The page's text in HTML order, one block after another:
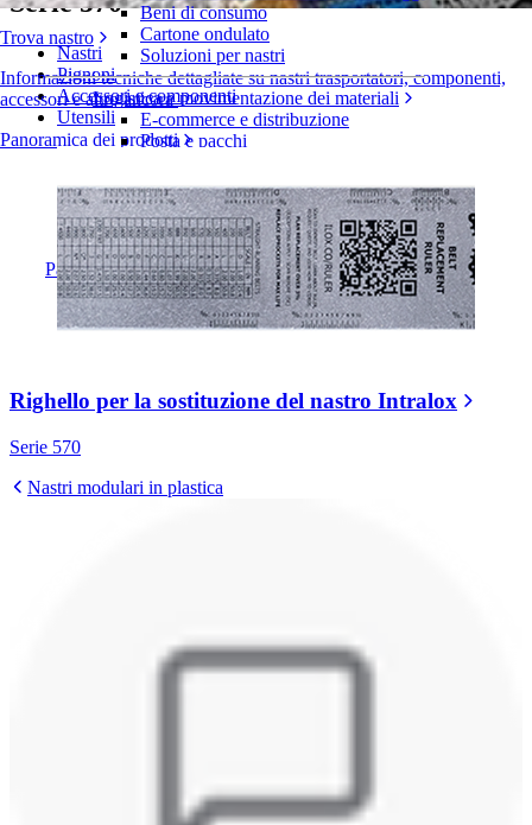
Trova nastro
Informazioni tecniche dettagliate su nastri trasportatori, componenti,
accessori e altro ancora
Panoramica dei prodotti
Beni di consumo
Cartone ondulato
Soluzioni per nastri
Logistica e movimentazione dei materiali
E-commerce e distribuzione
Posta e pacchi
Pneumatici
Industria automobilistica
Batterie EV
Industriale
Panoramica dei settori
Nastri
Pignoni
Accessori e componenti
Utensili
Righello per la sostituzione del nastro Intralox
Serie 570
Nastri modulari in plastica